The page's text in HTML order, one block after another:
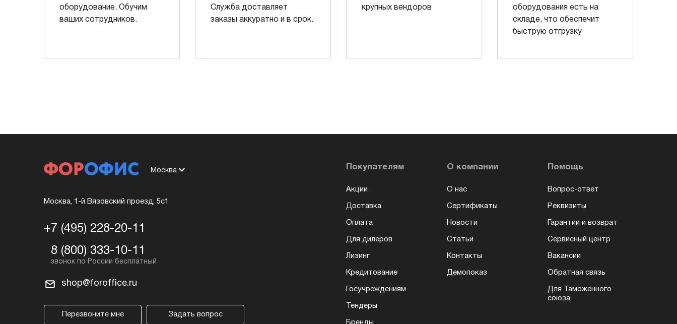
оборудование. Обучим
ваших сотрудников.
Служба доставляет
заказы аккуратно и в срок.
крупных вендоров
оборудования есть на
складе, что обеспечит
быструю отгрузку
Москва
Москва, 1-й Вязовский проезд, 5с1
+7 (495) 228-20-11
8 (800) 333-10-11
shop@foroffice.ru
Перезвоните мне Задать вопрос
Покупателям
Акции
Доставка
Оплата
Для дилеров
Лизинг
Кредитование
Госучреждениям
Тендеры
Бренды
О компании
О нас
Сертификаты
Новости
Статьи
Контакты
Демопоказ
Помощь
Вопрос-ответ
Реквизиты
Гарантии и возврат
Сервисный центр
Вакансии
Обратная связь
Для Таможенного
союза